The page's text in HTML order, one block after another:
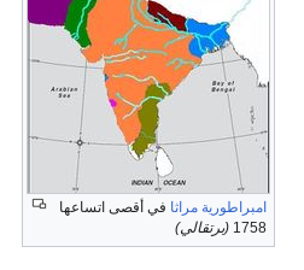
امبراطورية مراثا في أقصى اتساعها
1758 (برتقالي)